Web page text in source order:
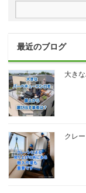
最近のブログ
大き
クレ